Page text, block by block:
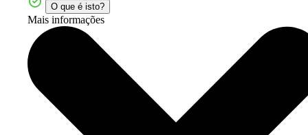
O que é isto?
Mais informações